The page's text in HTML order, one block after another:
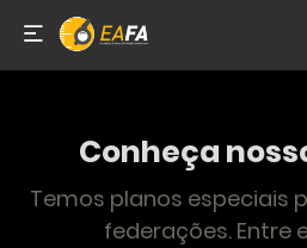
Conheça
Temos planos especiais
federações. Entre